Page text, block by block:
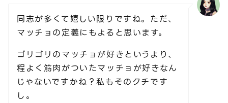
同志が多くて嬉しい限りですね。ただ、
マッチョの定義にもよると思います。
ゴリゴリのマッチョが好きというより、
程よく筋肉がついたマッチョが好きなん
じゃないですかね？私もそのクチです
し。